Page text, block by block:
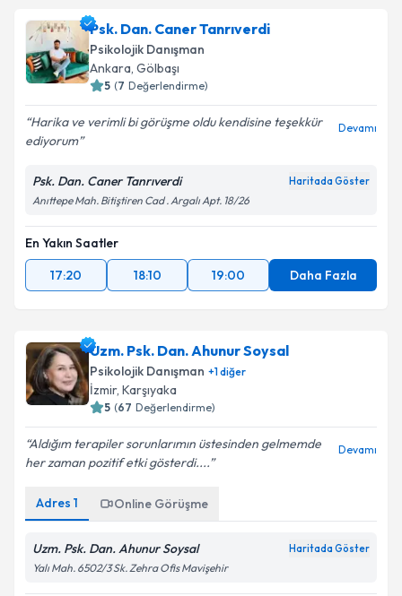
Psk. Dan. Caner Tanrıverdi
Psikolojik Danışman
Ankara, Gölbaşı
5 (7 Değerlendirme)
Harika ve verimli bi görüşme oldu kendisine teşekkür
ediyorum
Devamı
Psk. Dan. Caner Tanrıverdi Haritada Göster
Anıttepe Mah. Bitiştiren Cad . Argalı Apt. 18/26
En Yakın Saatler
17:20
18:10 19:00 Daha Fazla
Uzm. Psk. Dan. Ahunur Soysal
Psikolojik Danışman +1diğer
İzmir, Karşıyaka
5 (67 Değerlendirme)
Aldığım terapiler sorunlarımın üstesinden gelmemde
her zaman pozitif etki gösterdi....
Devamı
Adres 1 Online Görüşme
Uzm. Psk. Dan. Ahunur Soysal Haritada Göster
Yalı Mah. 6502/3 Sk. Zehra Ofis Mavişehir